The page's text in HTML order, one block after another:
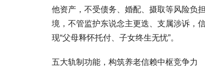
他资产，不受债务、婚配、摄取等风险负
境，不管监护东说念主更迭、支属涉诉，
现“父母释怀托付、子女终生无忧”。
五大轨制功能，构筑养老信赖中枢竞争力